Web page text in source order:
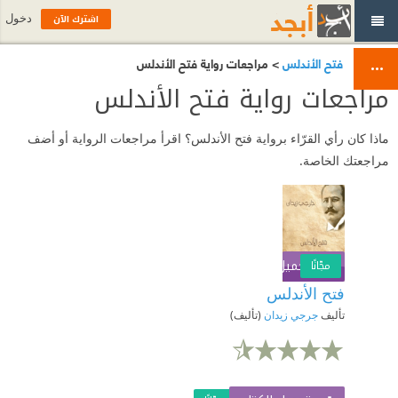
فتح الأندلس> مراجعات رواية فتح الأندلس
مراجعات رواية فتح الأندلس
ماذا كان رأي القرّاء برواية فتح الأندلس؟ اقرأ مراجعات الرواية أو أضف
مراجعتك الخاصة.
تحميل الكتابمجّانًا
فتح الأندلس
تأليفجرجي زيدان (تأليف)
اشترك الآن دخول